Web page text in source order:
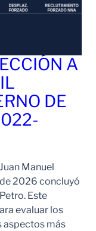
A
DE
Manuel
2026 concluyó
Este
evaluar los
aspectos más